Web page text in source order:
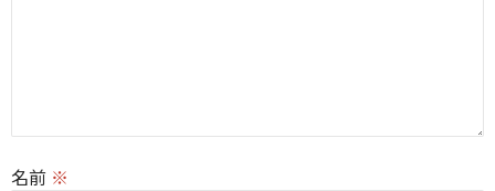
名前 ※